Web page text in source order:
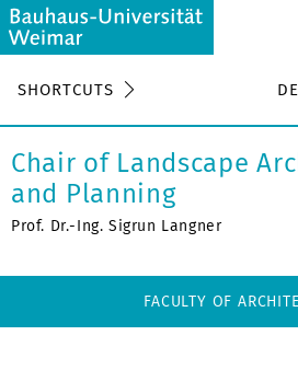
SHORTCUTS DE
Chair of Landscape
and Planning
Prof. Dr.-Ing. Sigrun Langner
FACULTY OF